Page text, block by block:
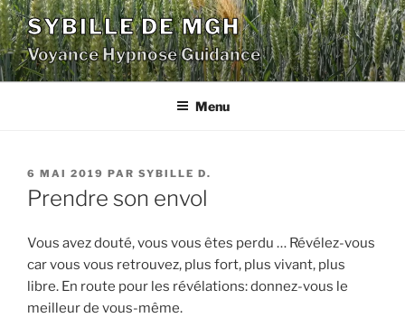
Aller
au
contenu
principal
SYBILLE DE MGH
Voyance Hypnose Guidance
Menu
PUBLIÉ
LE
6 MAI 2019 PAR SYBILLE D.
Prendre son envol
Vous avez douté, vous vous êtes perdu … Révélez-vous
car vous vous retrouvez, plus fort, plus vivant, plus
libre. En route pour les révélations: donnez-vous le
meilleur de vous-même.